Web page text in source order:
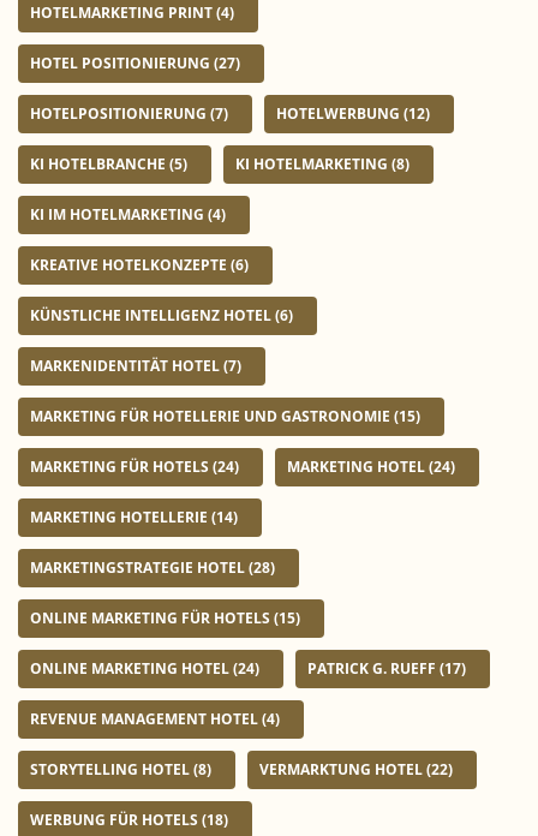
HOTELMARKETING PRINT(4)
HOTEL POSITIONIERUNG (27)
HOTELPOSITIONIERUNG (7) HOTELWERBUNG (12)
KI HOTELBRANCHE (5) KI HOTELMARKETING (8)
KI IM HOTELMARKETING (4)
KREATIVE HOTELKONZEPTE (6)
KÜNSTLICHE INTELLIGENZ HOTEL(6)
MARKENIDENTITÄT HOTEL(7)
MARKETING FÜR HOTELLERIE UND GASTRONOMIE (15)
MARKETING FÜR HOTELS (24) MARKETING HOTEL(24)
MARKETING HOTELLERIE (14)
MARKETINGSTRATEGIE HOTEL(28)
ONLINE MARKETING FÜR HOTELS (15)
ONLINE MARKETING HOTEL(24) PATRICK G. RUEFF (17)
REVENUE MANAGEMENT HOTEL(4)
STORYTELLING HOTEL(8) VERMARKTUNG HOTEL(22)
WERBUNG FÜR HOTELS (18)